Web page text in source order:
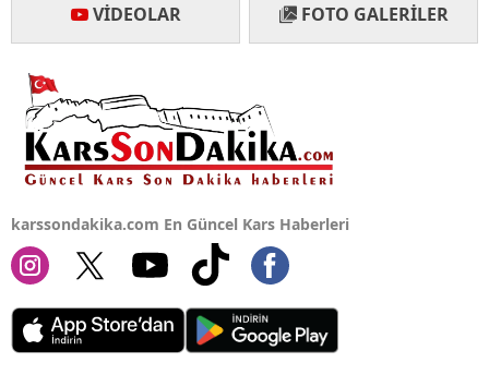
Osmaniye
VIDEOLAR FOTO GALERILER
karssondakika.com En Güncel Kars Haberleri